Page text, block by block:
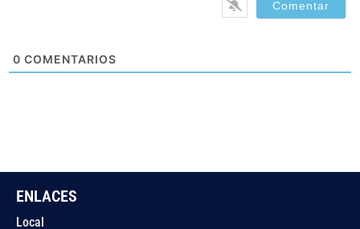
0 COMENTARIOS
ENLACES
Local